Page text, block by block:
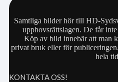
Samtliga bilder hör till HD-
upphovsrättslagen. De får
Köp av bild innebär att man
privat bruk eller för
hela
KONTAKTA OSS!